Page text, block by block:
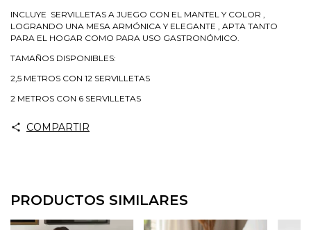
INCLUYE SERVILLETAS A JUEGO CON EL MANTEL Y COLOR ,
LOGRANDO UNA MESA ARMÓNICA Y ELEGANTE , APTA TANTO
PARA EL HOGAR COMO PARA USO GASTRONÓMICO.
TAMAÑOS DISPONIBLES:
2,5 METROS CON 12 SERVILLETAS
2 METROS CON 6 SERVILLETAS
COMPARTIR
PRODUCTOS SIMILARES